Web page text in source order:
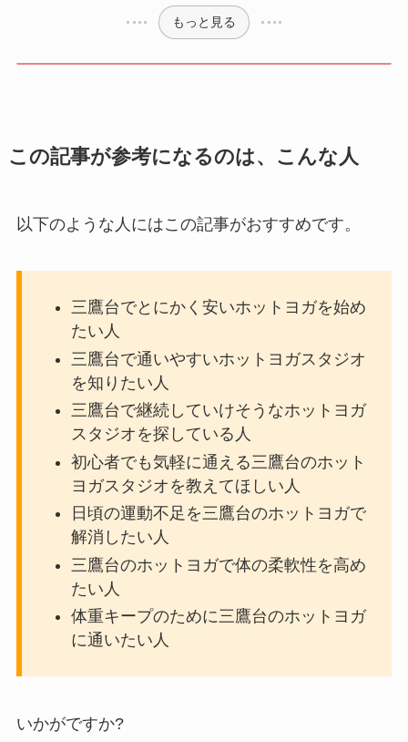
もっと見る
この記事が参考になるのは、こんな人
以下のような人にはこの記事がおすすめです。
三鷹台でとにかく安いホットヨガを始め
たい人
三鷹台で通いやすいホットヨガスタジオ
を知りたい人
三鷹台で継続していけそうなホットヨガ
スタジオを探している人
初心者でも気軽に通える三鷹台のホット
ヨガスタジオを教えてほしい人
日頃の運動不足を三鷹台のホットヨガで
解消したい人
三鷹台のホットヨガで体の柔軟性を高め
たい人
体重キープのために三鷹台のホットヨガ
に通いたい人
いかがですか?